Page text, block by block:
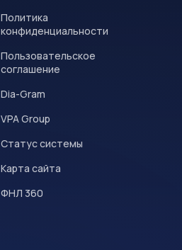
Политика
конфиденциальности
Пользовательское
соглашение
Dia-Gram
VPA Group
Статус системы
Карта сайта
ФНЛ 360